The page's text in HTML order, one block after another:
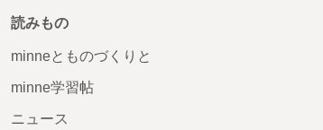
読みもの
minneとものづくりと
minne学習帖
ニュース